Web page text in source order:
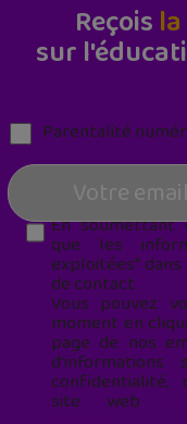
Reçois
sur
Parentalité
En soumettant
que les
exploitées*
de contact.
Vous pouvez
moment en
page de nos
site web